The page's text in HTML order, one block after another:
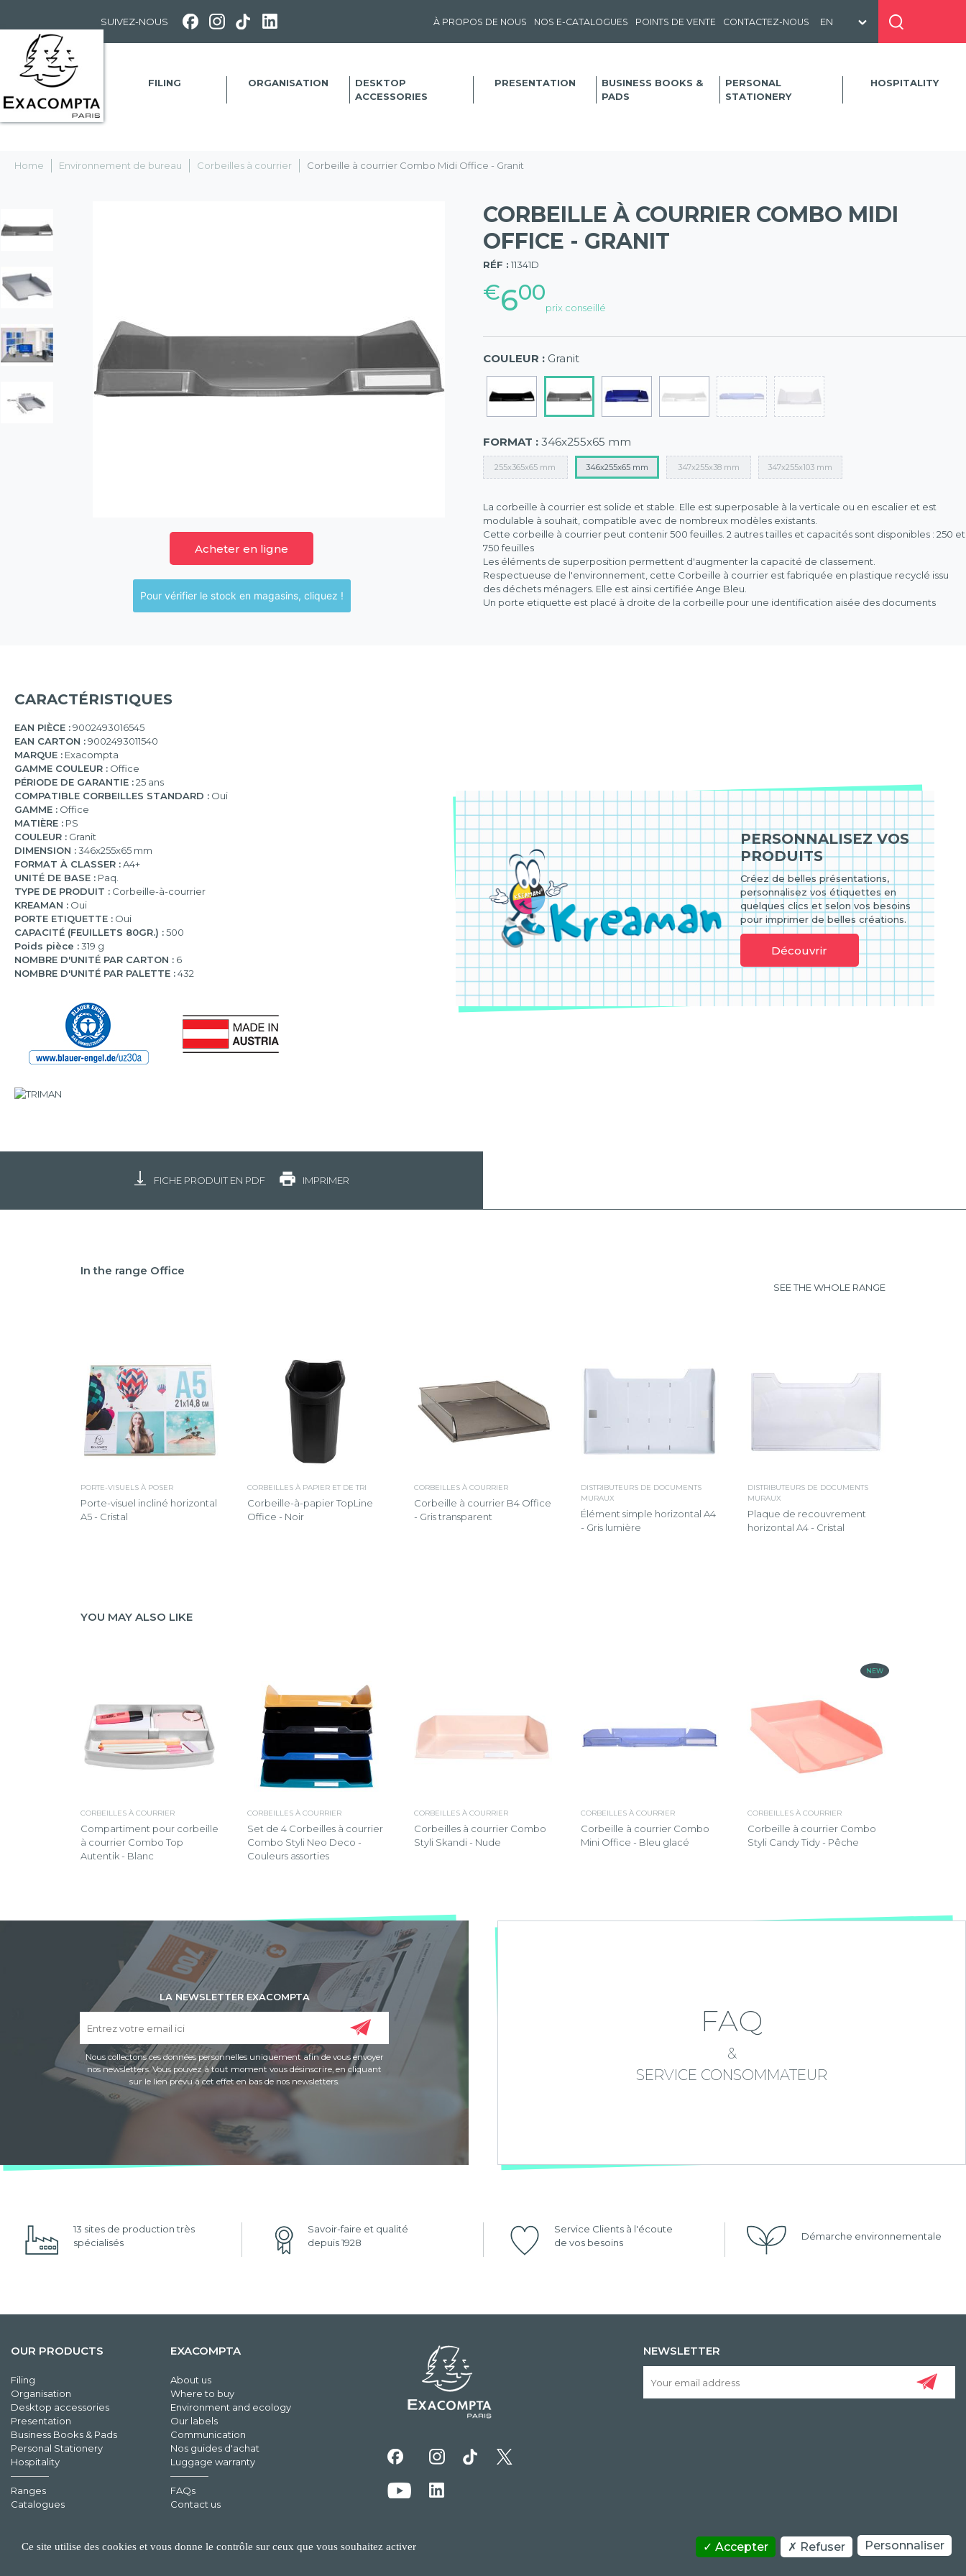
SUIVEZ-NOUS À PROPOS DE NOUS NOS E-CATALOGUES POINTS DE VENTE CONTACTEZ-NOUS
FILING ORGANISATION
DESKTOP
ACCESSORIES
PRESENTATION
BUSINESS BOOKS &
PADS
PERSONAL
STATIONERY
HOSPITALITY
Home Environnement de bureau Corbeilles à courrier Corbeille à courrier Combo Midi Office - Granit
Acheter en ligne
Pour vérifier le stock en magasins, cliquez !
CORBEILLE À COURRIER COMBO MIDI
OFFICE - GRANIT
RÉF : 11341D
€600
prix conseillé
(57)
COULEUR : Granit
FORMAT : 346x255x65 mm
255x365x65 mm 346x255x65 mm 347x255x38 mm 347x255x103 mm
La corbeille à courrier est solide et stable. Elle est superposable à la verticale ou en escalier et est
modulable à souhait, compatible avec de nombreux modèles existants.
Cette corbeille à courrier peut contenir 500 feuilles. 2 autres tailles et capacités sont disponibles : 250 et
750 feuilles
Les éléments de superposition permettent d'augmenter la capacité de classement.
Respectueuse de l'environnement, cette Corbeille à courrier est fabriquée en plastique recyclé issu
des déchets ménagers. Elle est ainsi certifiée Ange Bleu.
Un porte etiquette est placé à droite de la corbeille pour une identification aisée des documents
CARACTÉRISTIQUES
EAN PIÈCE :9002493016545
EAN CARTON :9002493011540
MARQUE : Exacompta
GAMME COULEUR : Office
PÉRIODE DE GARANTIE :25 ans
COMPATIBLE CORBEILLES STANDARD : Oui
GAMME : Office
MATIÈRE : PS
COULEUR : Granit
DIMENSION :346x255x65 mm
FORMAT À CLASSER :A4+
UNITÉ DE BASE : Paq.
TYPE DE PRODUIT : Corbeille-à-courrier
KREAMAN : Oui
PORTE ETIQUETTE : Oui
CAPACITÉ (FEUILLETS 80GR.) :500
Poids pièce :319 g
NOMBRE D'UNITÉ PAR CARTON : 6
NOMBRE D'UNITÉ PAR PALETTE :432
PERSONNALISEZ VOS
PRODUITS
Créez de belles présentations,
personnalisez vos étiquettes en
quelques clics et selon vos besoins
pour imprimer de belles créations.
Découvrir
FICHE PRODUIT EN PDF IMPRIMER
In the range Office
SEE THE WHOLE RANGE
PORTE-VISUELS À POSER
Porte-visuel incliné horizontal
A5 - Cristal
CORBEILLES À PAPIER ET DE TRI
Corbeille-à-papier TopLine
Office - Noir
CORBEILLES À COURRIER
Corbeille à courrier B4 Office
- Gris transparent
DISTRIBUTEURS DE DOCUMENTS
MURAUX
Élément simple horizontal A4
- Gris lumière
DISTRIBUTEURS DE DOCUMENTS
MURAUX
Plaque de recouvrement
horizontal A4 - Cristal
YOU MAY ALSO LIKE
CORBEILLES À COURRIER
Compartiment pour corbeille
à courrier Combo Top
Autentik - Blanc
CORBEILLES À COURRIER
Set de 4 Corbeilles à courrier
Combo Styli Neo Deco -
Couleurs assorties
CORBEILLES À COURRIER
Corbeilles à courrier Combo
Styli Skandi - Nude
CORBEILLES À COURRIER
Corbeille à courrier Combo
Mini Office - Bleu glacé
NEW
CORBEILLES À COURRIER
Corbeille à courrier Combo
Styli Candy Tidy - Pêche
LA NEWSLETTER EXACOMPTA
Nous collectons ces données personnelles uniquement afin de vous envoyer
nos newsletters. Vous pouvez à tout moment vous désinscrire, en cliquant
sur le lien prévu à cet effet en bas de nos newsletters.
FAQ
&
SERVICE CONSOMMATEUR
13 sites de production très
spécialisés
Savoir-faire et qualité
depuis 1928
Service Clients à l'écoute
de vos besoins
Démarche environnementale
OUR PRODUCTS
Filing
Organisation
Desktop accessories
Presentation
Business Books & Pads
Personal Stationery
Hospitality
Ranges
Catalogues
EXACOMPTA
About us
Where to buy
Environment and ecology
Our labels
Communication
Nos guides d'achat
Luggage warranty
FAQs
Contact us
NEWSLETTER
Ce site utilise des cookies et vous donne le contrôle sur ceux que vous souhaitez activer Accepter Refuser Personnaliser